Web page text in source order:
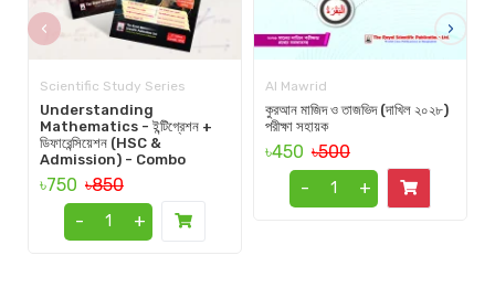
Scientific Study Series
Understanding
Mathematics - ইন্টিগ্রেশন +
ডিফারেন্সিয়েশন (HSC &
Admission) - Combo
৳750 ৳850
-
+
Al Mawrid
কুরআন মাজিদ ও তাজভিদ (দাখিল ২০২৮)
পরীক্ষা সহায়ক
৳450 ৳500
-
+
‹ ›